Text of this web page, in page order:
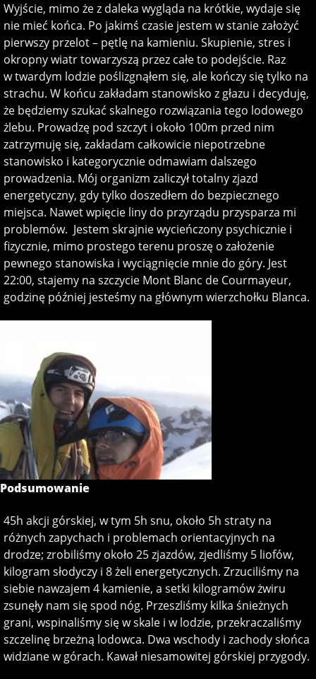
Wyjście, mimo że z daleka wygląda na krótkie, wydaje się
nie mieć końca. Po jakimś czasie jestem w stanie założyć
pierwszy przelot – pętlę na kamieniu. Skupienie, stres i
okropny wiatr towarzyszą przez całe to podejście. Raz
w twardym lodzie poślizgnąłem się, ale kończy się tylko na
strachu. W końcu zakładam stanowisko z głazu i decyduję,
że będziemy szukać skalnego rozwiązania tego lodowego
żlebu. Prowadzę pod szczyt i około 100m przed nim
zatrzymuję się, zakładam całkowicie niepotrzebne
stanowisko i kategorycznie odmawiam dalszego
prowadzenia. Mój organizm zaliczył totalny zjazd
energetyczny, gdy tylko doszedłem do bezpiecznego
miejsca. Nawet wpięcie liny do przyrządu przysparza mi
problemów. Jestem skrajnie wycieńczony psychicznie i
fizycznie, mimo prostego terenu proszę o założenie
pewnego stanowiska i wyciągnięcie mnie do góry. Jest
22:00, stajemy na szczycie Mont Blanc de Courmayeur,
godzinę później jesteśmy na głównym wierzchołku Blanca.
Podsumowanie
45h akcji górskiej, w tym 5h snu, około 5h straty na
różnych zapychach i problemach orientacyjnych na
drodze; zrobiliśmy około 25 zjazdów, zjedliśmy 5 liofów,
kilogram słodyczy i 8 żeli energetycznych. Zrzuciliśmy na
siebie nawzajem 4 kamienie, a setki kilogramów żwiru
zsunęły nam się spod nóg. Przeszliśmy kilka śnieżnych
grani, wspinaliśmy się w skale i w lodzie, przekraczaliśmy
szczelinę brzeżną lodowca. Dwa wschody i zachody słońca
widziane w górach. Kawał niesamowitej górskiej przygody.